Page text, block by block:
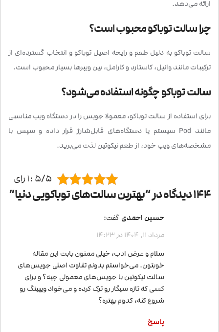
ارائه می‌دهد.
چرا سالت توباکو محبوب است؟
سالت توباکو به دلیل طعم و رایحه اصیل توباکو و انتخاب گسترده‌ای از
ترکیبات مانند وانیل، کاستارد و کارامل، بین ویپرها بسیار محبوب است.
سالت توباکو چگونه استفاده می‌شود؟
برای استفاده از سالت توباکو، معمولا جویس را در دستگاه ویپ مناسبی
مانند Pod سیستم یا دستگاه‌های قابل‌شارژ قرار داده و سپس با
مشخصه‌های ویپ خود، از طعم نیکوتین لذت می‌برید.
5/5 :1 رای
144 دیدگاه در “ بهترین سالت‌های توباکویی دنیا”
حسین احمدی گفت:
مرداد 11, 1404 در 14:23
سلام و عرض ادب، خیلی ممنون بابت این مقاله
خوبتون. می‌خواستم بدونم تفاوت اصلی جویس‌های
سالت نیکوتین با جویس‌های معمولی چیه؟ و برای
کسی که تازه سیگار رو ترک کرده و می‌خواد ویپینگ رو
شروع کنه، کدوم بهتره؟
پاسخ